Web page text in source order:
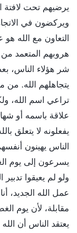
يرضيهم تحت لافتة
ويركضون في
التعاون مع الله
هروبهم المتعمد من
شر هؤلاء الناس،
يتجاهلهم الله. من
تراعي اسم الله،
علاقة باسمه أو
يفعلونه لا يتعلق
الناس يهينون
يسرعون إلى يوم
ولو لم يعيقوا
عمل الله الجديد،
مقابلة، لأن يوم
يعتقد الناس أن